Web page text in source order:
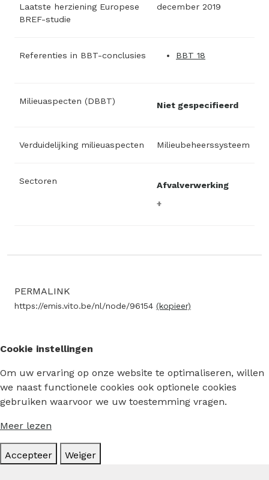
Laatste herziening Europese
BREF-studie
december 2019
Referenties in BBT-conclusies BBT 18
Milieuaspecten (DBBT) Niet gespecifieerd
Verduidelijking milieuaspecten Milieubeheerssysteem
Sectoren Afvalverwerking
PERMALINK
https://emis.vito.be/nl/node/96154 (kopieer)
Cookie instellingen
Om uw ervaring op onze website te optimaliseren, willen
we naast functionele cookies ook optionele cookies
gebruiken waarvoor we uw toestemming vragen.
Meer lezen
Accepteer Weiger